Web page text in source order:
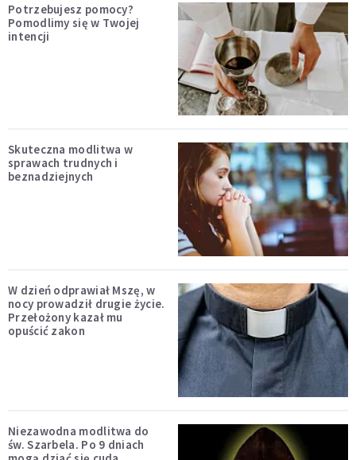
Potrzebujesz pomocy?
Pomodlimy się w Twojej
intencji
Skuteczna modlitwa w
sprawach trudnych i
beznadziejnych
W dzień odprawiał Mszę, w
nocy prowadził drugie życie.
Przełożony kazał mu
opuścić zakon
Niezawodna modlitwa do
św. Szarbela. Po 9 dniach